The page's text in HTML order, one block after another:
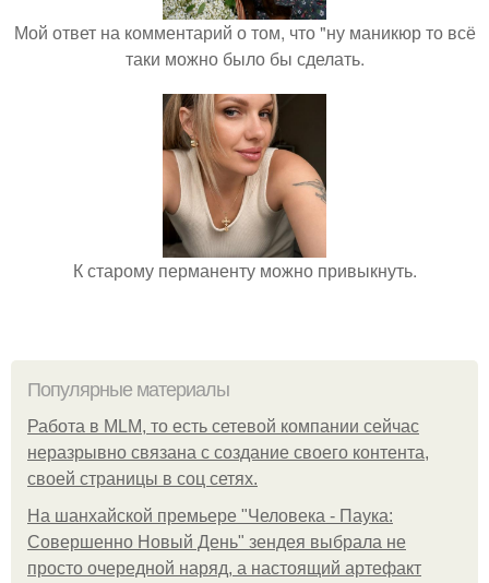
Мой ответ на комментарий о том, что "ну маникюр то всё
таки можно было бы сделать.
К старому перманенту можно привыкнуть.
Популярные материалы
Работа в MLM, то есть сетевой компании сейчас
неразрывно связана с создание своего контента,
своей страницы в соц сетях.
На шанхайской премьере "Человека - Паука:
Совершенно Новый День" зендея выбрала не
просто очередной наряд, а настоящий артефакт